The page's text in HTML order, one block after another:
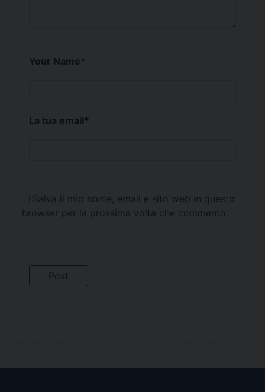
Your Name*
La tua email*
Salva il mio nome, email e sito web in questo
browser per la prossima volta che commento.